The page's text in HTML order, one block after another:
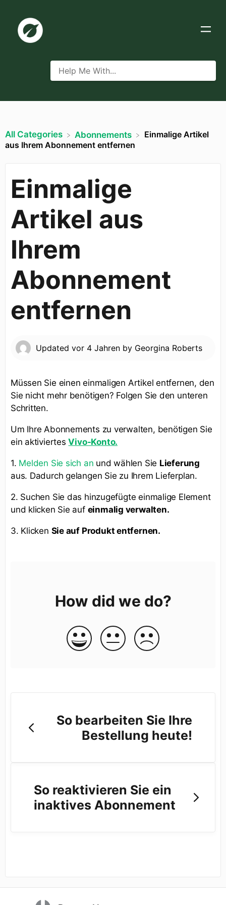
All Categories ​Abonnements
Einmalige Artikel
aus Ihrem Abonnement entfernen
Einmalige
Artikel aus
Ihrem
Abonnement
entfernen
Updated vor 4 Jahren by Georgina Roberts
Müssen Sie einen einmaligen Artikel entfernen, den
Sie nicht mehr benötigen? Folgen Sie den unteren
Schritten.
Um Ihre Abonnements zu verwalten, benötigen Sie
ein aktiviertesVivo-Konto.
1. Melden Sie sich an und wählen Sie Lieferung
aus. Dadurch gelangen Sie zu Ihrem Lieferplan.
2. Suchen Sie das hinzugefügte einmalige Element
und klicken Sie auf einmalig verwalten.
3. Klicken Sie auf Produkt entfernen.
How did we do?
So bearbeiten Sie Ihre
Bestellung heute!
So reaktivieren Sie ein
inaktives Abonnement